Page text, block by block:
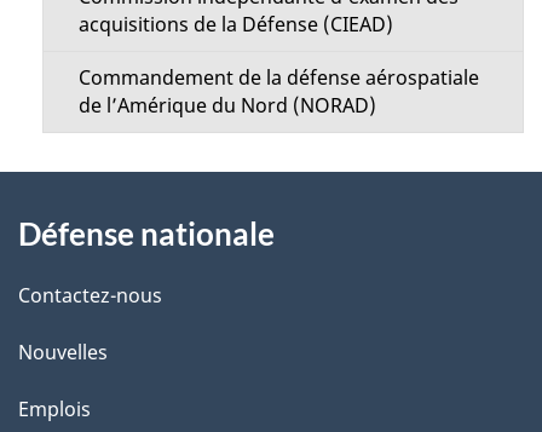
acquisitions de la Défense (CIEAD)
Commandement de la défense aérospatiale
de l’Amérique du Nord (NORAD)
propos
de
ce
site
Défense nationale
Contactez-nous
Nouvelles
Emplois